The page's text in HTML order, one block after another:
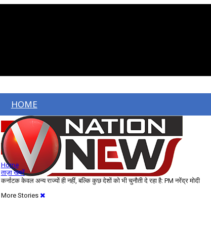
HOME
ताज़ा खबरें
देश
विदेश
Home
ताज़ा खबरें
कर्नाटक केवल अन्य राज्यों ही नहीं, बल्कि कुछ देशों को भी चुनौती दे रहा है: PM नरेंद्र मोदी
More Stories